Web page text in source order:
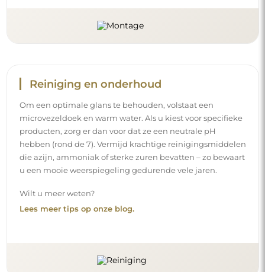
Reiniging en onderhoud
Om een optimale glans te behouden, volstaat een
microvezeldoek en warm water. Als u kiest voor specifieke
producten, zorg er dan voor dat ze een neutrale pH
hebben (rond de 7). Vermijd krachtige reinigingsmiddelen
die azijn, ammoniak of sterke zuren bevatten – zo bewaart
u een mooie weerspiegeling gedurende vele jaren.
Wilt u meer weten?
Lees meer tips op onze blog.